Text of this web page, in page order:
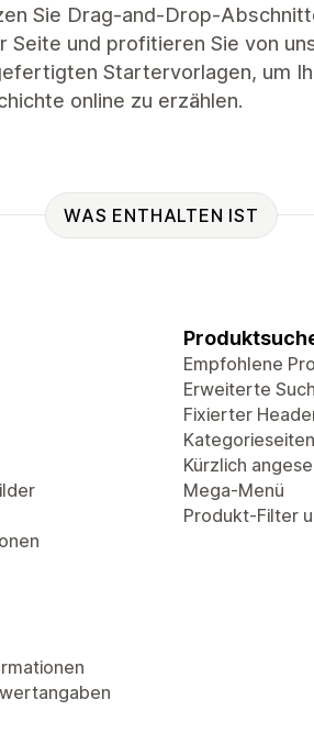
Sie Drag-and-Drop-
Seite und profitieren Sie von
Startervorlagen, um
online zu erzählen.
WAS ENTHALTEN IST
Empfohlene
Erweiterte
Fixierter
Kürzlich
Mega-Menü
Produkt-Filter